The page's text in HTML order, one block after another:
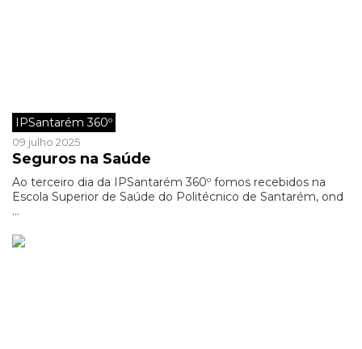
IPSantarém 360º
09 julho 2025
Seguros na Saúde
Ao terceiro dia da IPSantarém 360º fomos recebidos na
Escola Superior de Saúde do Politécnico de Santarém, ond
...